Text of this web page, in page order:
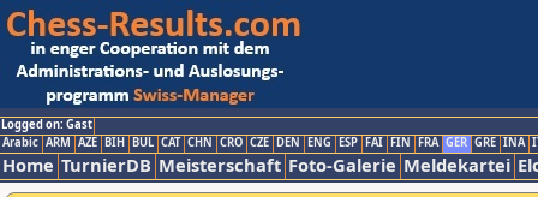
Logged on: Gast
Arabic ARM AZE BIH BUL CAT CHN CRO CZE DEN ENG ESP FAI FIN FRA GER GRE INA
Home TurnierDB Meisterschaft Foto-Galerie Meldekartei